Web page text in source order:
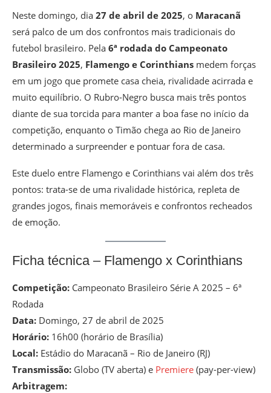
Neste domingo, dia 27 de abril de 2025, o Maracanã
será palco de um dos confrontos mais tradicionais do
futebol brasileiro. Pela 6ª rodada do Campeonato
Brasileiro 2025, Flamengo e Corinthians medem forças
em um jogo que promete casa cheia, rivalidade acirrada e
muito equilíbrio. O Rubro-Negro busca mais três pontos
diante de sua torcida para manter a boa fase no início da
competição, enquanto o Timão chega ao Rio de Janeiro
determinado a surpreender e pontuar fora de casa.
Este duelo entre Flamengo e Corinthians vai além dos três
pontos: trata-se de uma rivalidade histórica, repleta de
grandes jogos, finais memoráveis e confrontos recheados
de emoção.
Ficha técnica – Flamengo x Corinthians
Competição: Campeonato Brasileiro Série A 2025 – 6ª
Rodada
Data: Domingo, 27 de abril de 2025
Horário: 16h00 (horário de Brasília)
Local: Estádio do Maracanã – Rio de Janeiro (RJ)
Transmissão: Globo (TV aberta) e Premiere (pay-per-view)
Arbitragem: